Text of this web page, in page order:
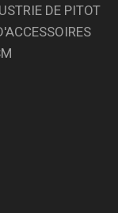
DE PITOT